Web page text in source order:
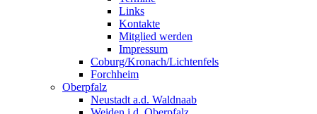
Links
Kontakte
Mitglied werden
Impressum
Coburg/Kronach/Lichtenfels
Forchheim
Oberpfalz
Neustadt a.d. Waldnaab